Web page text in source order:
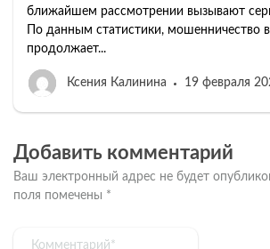
ближайшем рассмотрении вызывают
По данным статистики, мошенничество
продолжает...
Ксения Калинина 19 февраля
Добавить комментарий
Ваш электронный адрес не будет
поля помечены *